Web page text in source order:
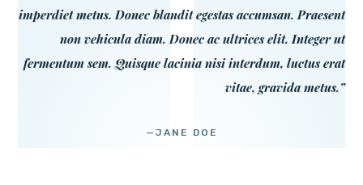
imperdiet metus. Donec blandit egestas accumsan. Praesent
non vehicula diam. Donec ac ultrices elit. Integer ut
fermentum sem. Quisque lacinia nisi interdum, luctus erat
vitae, gravida metus.”
—JANE DOE